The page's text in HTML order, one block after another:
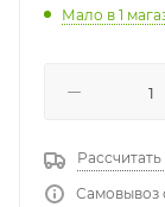
Мало в 1
Самовывоз